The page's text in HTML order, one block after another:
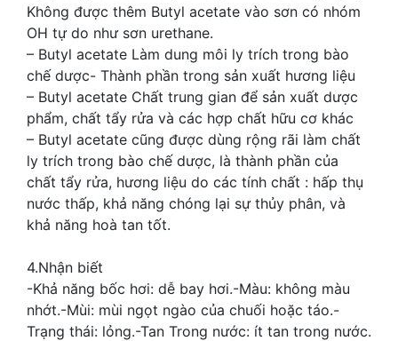
Không được thêm Butyl acetate vào sơn có nhóm
OH tự do như sơn urethane.
– Butyl acetate Làm dung môi ly trích trong bào
chế dược- Thành phần trong sản xuất hương liệu
– Butyl acetate Chất trung gian để sản xuất dược
phẩm, chất tẩy rửa và các hợp chất hữu cơ khác
– Butyl acetate cũng được dùng rộng rãi làm chất
ly trích trong bào chế dược, là thành phần của
chất tẩy rửa, hương liệu do các tính chất : hấp thụ
nước thấp, khả năng chóng lại sự thủy phân, và
khả năng hoà tan tốt.
4.Nhận biết
-Khả năng bốc hơi: dễ bay hơi.-Màu: không màu
nhớt.-Mùi: mùi ngọt ngào của chuối hoặc táo.-
Trạng thái: lỏng.-Tan Trong nước: ít tan trong nước.